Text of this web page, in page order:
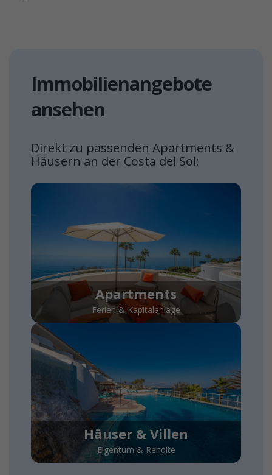
Immobilienangebote
ansehen
Direkt zu passenden Apartments &
Häusern an der Costa del Sol:
Apartments
Ferien & Kapitalanlage
Häuser & Villen
Eigentum & Rendite